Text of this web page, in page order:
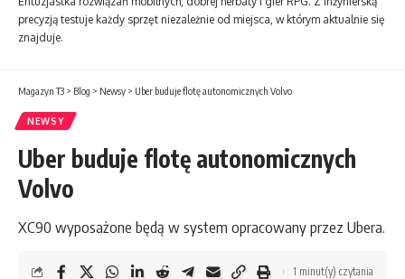
precyzją testuje każdy sprzęt niezależnie od miejsca, w którym aktualnie się
znajduje.
Magazyn T3 > Blog > Newsy > Uber buduje flotę autonomicznych Volvo
NEWSY
Uber buduje flotę autonomicznych
Volvo
XC90 wyposażone będą w system opracowany przez Ubera.
1 minut(y) czytania